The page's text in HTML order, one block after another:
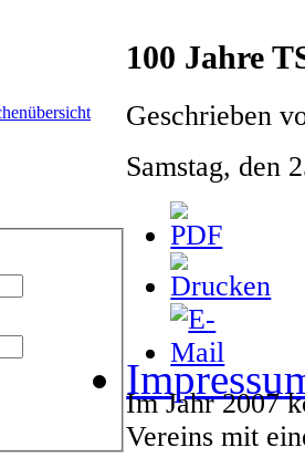
100 Jahre
Geschrieben
Samstag, den
Im Jahr 2007
Vereins mit